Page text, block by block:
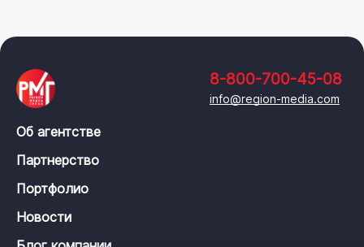
8-800-700-45-08
info@region-media.com
Об агентстве
Партнерство
Портфолио
Новости